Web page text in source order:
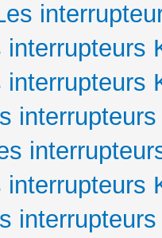
interrupteurs
interrupteurs
interrupteurs